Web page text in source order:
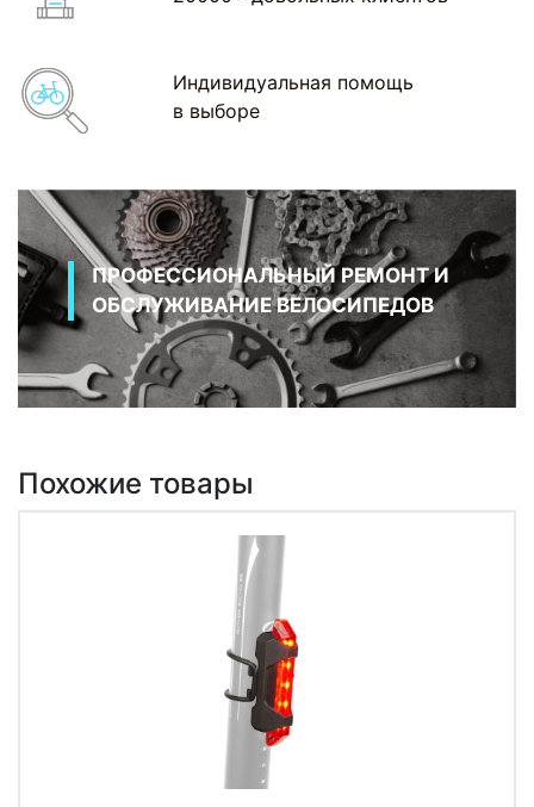
Индивидуальная помощь
в выборе
ПРОФЕССИОНАЛЬНЫЙ РЕМОНТ И
ОБСЛУЖИВАНИЕ ВЕЛОСИПЕДОВ
Похожие товары